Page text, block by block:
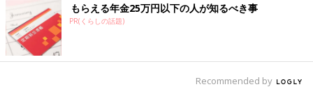
もらえる年金25万円以下の人が知るべき事
PR(くらしの話題)
Recommended by